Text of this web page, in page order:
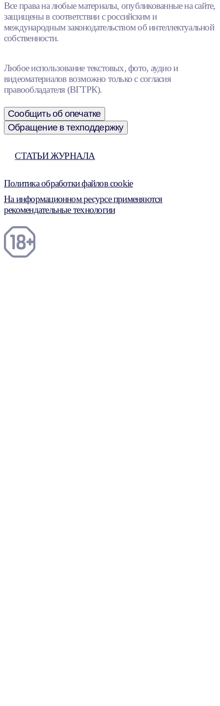
Все права на любые материалы, опубликованные на сайте,
защищены в соответствии с российским и
международным законодательством об интеллектуальной
собственности.
Любое использование текстовых, фото, аудио и
видеоматериалов возможно только с согласия
правообладателя (ВГТРК).
Сообщить об опечатке
Обращение в техподдержку
СТАТЬИ ЖУРНАЛА
Политика обработки файлов cookie
На информационном ресурсе применяются
рекомендательные технологии